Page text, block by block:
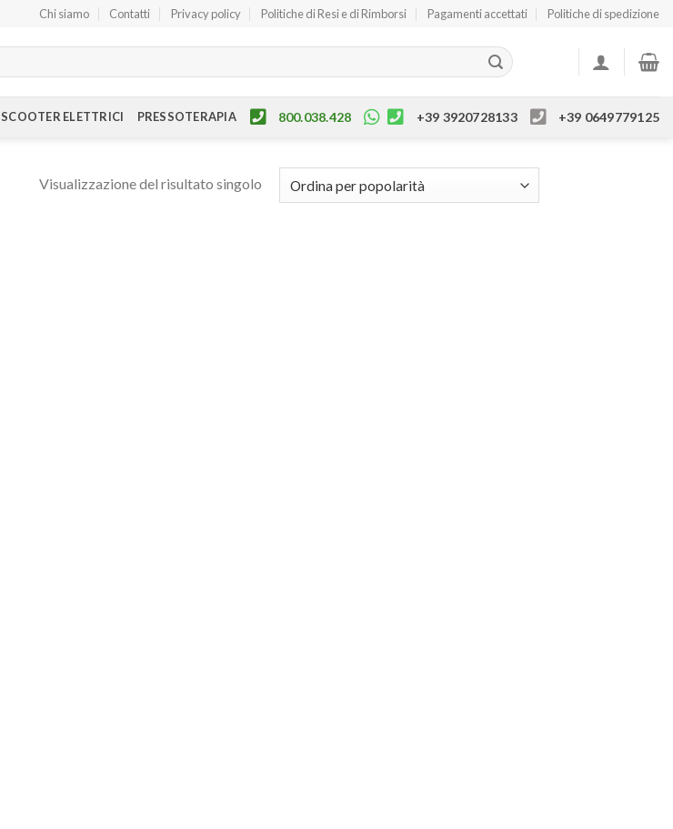
Chi siamo Contatti Privacy policy Politiche di Resi e di Rimborsi Pagamenti accettati Politiche di spedizione
SCOOTER ELETTRICI PRESSOTERAPIA 800.038.428 +39 3920728133 +39 0649779125
Visualizzazione del risultato singolo